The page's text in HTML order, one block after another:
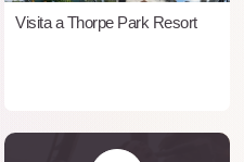
Visita a Thorpe Park Resort